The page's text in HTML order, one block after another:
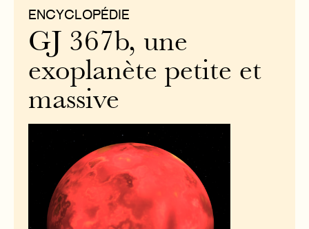
ENCYCLOPÉDIE
GJ 367b, une
exoplanète petite et
massive